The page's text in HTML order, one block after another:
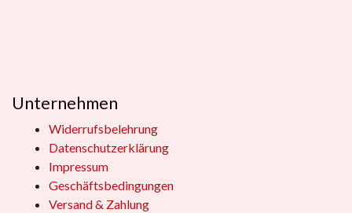
Unternehmen
Widerrufsbelehrung
Datenschutzerklärung
Impressum
Geschäftsbedingungen
Versand & Zahlung